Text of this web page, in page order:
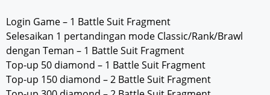
Login Game – 1 Battle Suit Fragment
Selesaikan 1 pertandingan mode Classic/Rank/Brawl
dengan Teman – 1 Battle Suit Fragment
Top-up 50 diamond – 1 Battle Suit Fragment
Top-up 150 diamond – 2 Battle Suit Fragment